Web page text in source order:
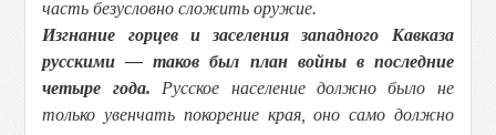
часть безусловно сложить оружие.
Изгнание горцев и заселения западного Кавказа
русскими — таков был план войны в последние
четыре года. Русское население должно было не
только увенчать покорение края, оно само должно